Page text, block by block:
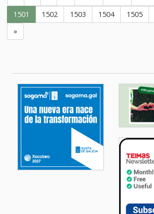
1501
1502 1503 1504 1505
»